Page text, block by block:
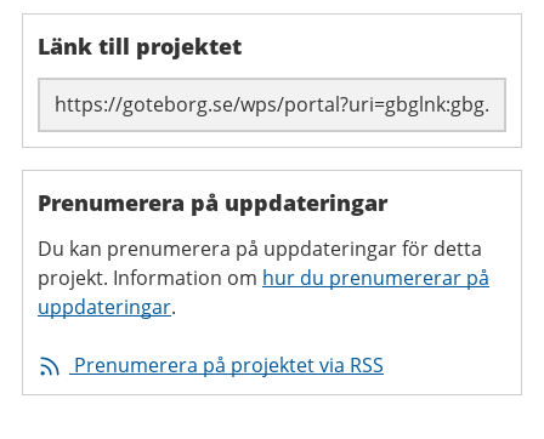
Länk till projektet
Prenumerera på uppdateringar
Du kan prenumerera på uppdateringar för detta
projekt. Information om hur du prenumererar på
uppdateringar.
Prenumerera på projektet via RSS